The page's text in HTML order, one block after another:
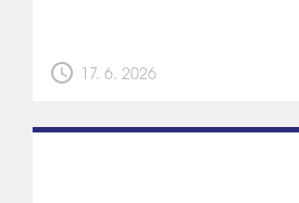
schedule 17. 6. 2026